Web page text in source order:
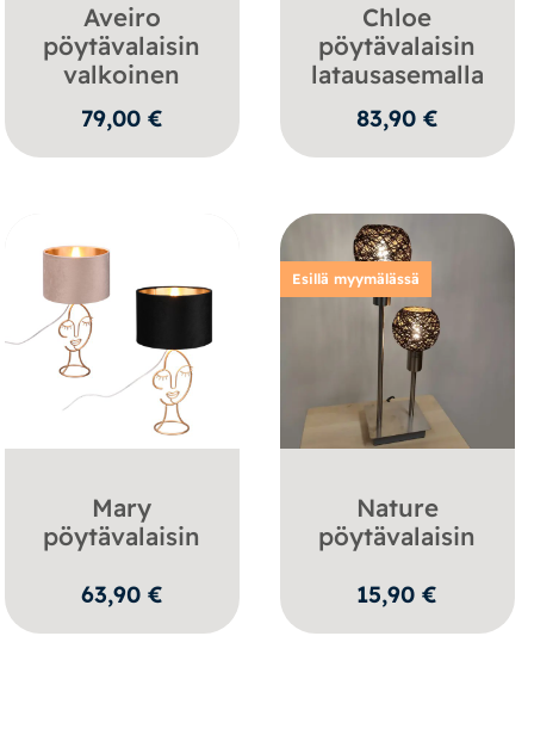
Aveiro
pöytävalaisin
valkoinen
79,00 €
Chloe
pöytävalaisin
latausasemalla
83,90 €
Mary
pöytävalaisin
63,90 €
Esillä myymälässä
Nature
pöytävalaisin
15,90€